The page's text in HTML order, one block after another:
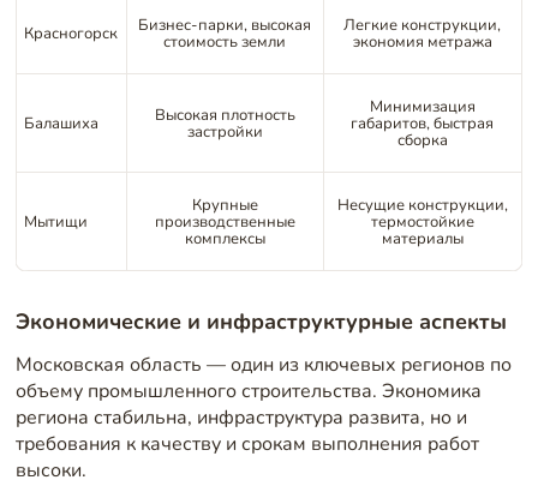
Красногорск Бизнес-парки, высокая
стоимость земли
Легкие конструкции,
экономия метража
Балашиха Высокая плотность
застройки
Минимизация
габаритов, быстрая
сборка
Мытищи
Крупные
производственные
комплексы
Несущие конструкции,
термостойкие
материалы
Экономические и инфраструктурные аспекты
Московская область — один из ключевых регионов по
объему промышленного строительства. Экономика
региона стабильна, инфраструктура развита, но и
требования к качеству и срокам выполнения работ
высоки.